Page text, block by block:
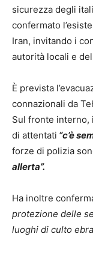
sicurezza degli
confermato
Iran, invitando i
autorità locali e
È prevista
connazionali da
Sul fronte interno,
di attentati “c’è
forze di polizia
allerta”.
Ha inoltre
protezione delle
luoghi di culto